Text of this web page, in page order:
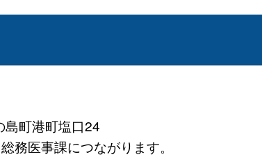
町港町塩口24
医事課につながります。